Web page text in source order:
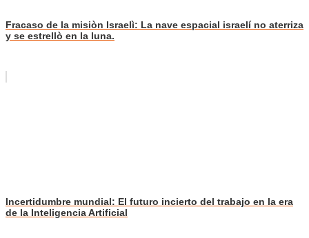
Fracaso de la misiòn Israelì: La nave espacial israelí no aterriza
y se estrellò en la luna.
Incertidumbre mundial: El futuro incierto del trabajo en la era
de la Inteligencia Artificial